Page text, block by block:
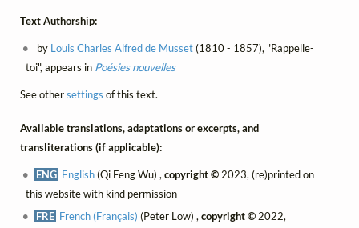
Text Authorship:
by Louis Charles Alfred de Musset(1810 - 1857), "Rappelle-
toi", appears in Poésies nouvelles
See othersettings of this text.
Available translations, adaptations or excerpts, and
transliterations (if applicable):
ENG English(Qi Feng Wu) ,copyright ©2023, (re)printed on
this website with kind permission
FRE French (Français) (Peter Low) ,copyright ©2022,